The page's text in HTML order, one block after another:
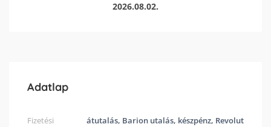
2026.08.02.
Adatlap
Fizetési
átutalás, Barion utalás, készpénz, Revolut